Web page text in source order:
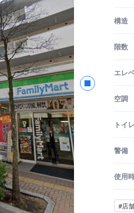
構造
階数
エレ
空調
トイ
警備
使用
#店